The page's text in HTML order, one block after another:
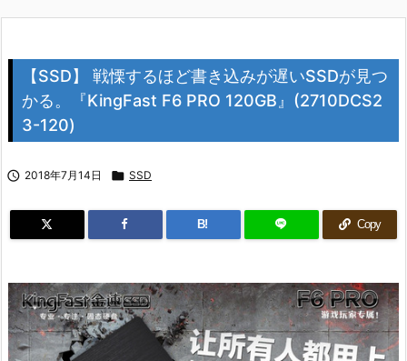
【SSD】 戦慄するほど書き込みが遅いSSDが見つ
かる。『KingFast F6 PRO 120GB』(2710DCS2
3-120)
 2018年7月14日  SSD
B! Copy